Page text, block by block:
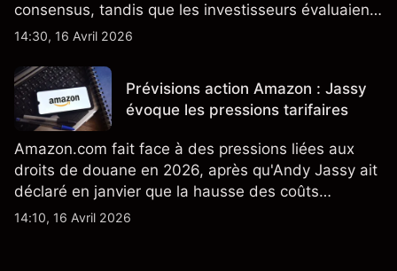
consensus, tandis que les investisseurs évaluaient
également la croissance des stocks et les projets
nouveau SUV. Découvrez les objectifs de cours
TSLA d'analystes tiers.
14:30, 16 Avril 2026
Prévisions action Amazon : Jassy
évoque les pressions tarifaires
Amazon.com fait face à des pressions liées aux
droits de douane en 2026, après qu'Andy Jassy ait
déclaré en janvier que la hausse des coûts
d'importation commençait à se répercuter sur
14:10, 16 Avril 2026